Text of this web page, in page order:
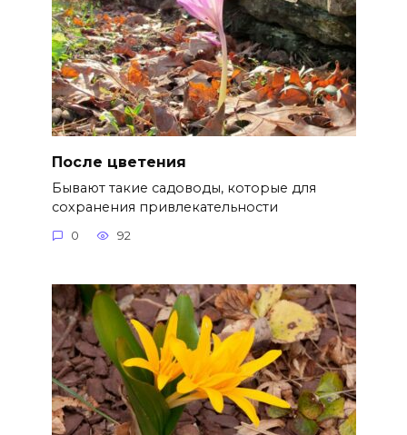
После цветения
Бывают такие садоводы, которые для
сохранения привлекательности
0 92